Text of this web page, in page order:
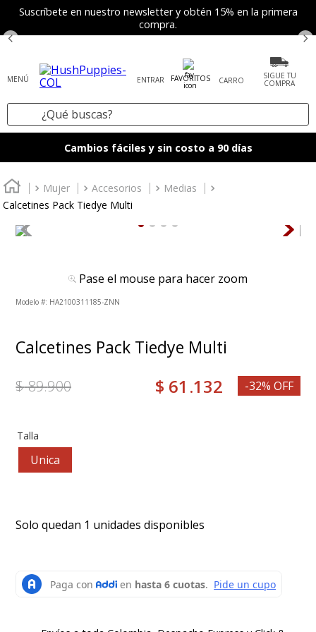
Suscríbete en nuestro newsletter y obtén 15% en la primera
compra.
ENTRAR FAVORITOS SIGUE TU
COMPRA
¿Qué buscas?
1.
zapatos mujer
2
tenis mujer
3.
zapatos hombre
4.
mocasines
7.
accesorios
10. botas mujer
Cambios fáciles y sin costo a 90 días
Mujer Accesorios
Medias
Calcetines Pack Tiedye Multi
Pase el mouse para hacer zoom
: HA2100311185-ZNN
Calcetines Pack Tiedye Multi
$89.900 $ 61 .132 -32% OFF
Talla
Unica
Solo quedan 1 unidades disponibles